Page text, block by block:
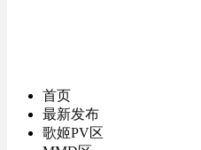
首页
最新发布
歌姬PV区